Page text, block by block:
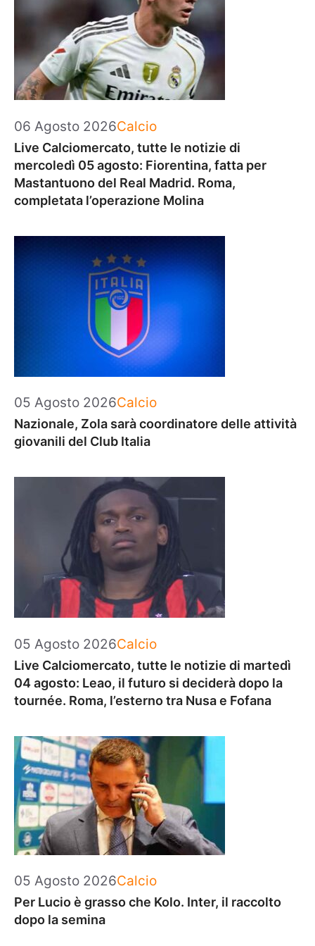
06 Agosto 2026Categorie
Calcio
Live Calciomercato, tutte le notizie di
mercoledì 05 agosto: Fiorentina, fatta per
Mastantuono del Real Madrid. Roma,
completata l’operazione Molina
05 Agosto 2026Categorie
Calcio
Nazionale, Zola sarà coordinatore delle attività
giovanili del Club Italia
05 Agosto 2026Categorie
Calcio
Live Calciomercato, tutte le notizie di martedì
04 agosto: Leao, il futuro si deciderà dopo la
tournée. Roma, l’esterno tra Nusa e Fofana
05 Agosto 2026Categorie
Calcio
Per Lucio è grasso che Kolo. Inter, il raccolto
dopo la semina